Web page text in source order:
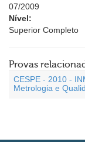
07/2009
Nível:
Superior Completo
Provas
CESPE - 2010 -
Metrologia e